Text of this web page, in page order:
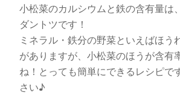
小松菜のカルシウムと鉄の含有量は
ダントツです！
ミネラル・鉄分の野菜といえばほう
がありますが、小松菜のほうが含有
ね！とっても簡単にできるレシピで
さい♪